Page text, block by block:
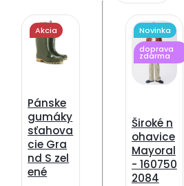
Pánske
gumáky
sťahova
cie Gra
nd S zel
ené
Akcia
Široké n
ohavice
Mayoral
- 160750
2084
Novinka
doprava
zdarma